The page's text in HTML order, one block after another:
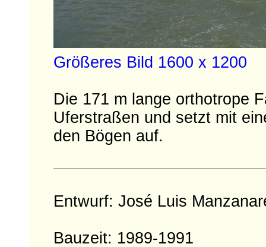
Größeres Bild 1600 x 1200
Die 171 m lange orthotrope
Uferstraßen und setzt mit
den Bögen auf.
Entwurf: José Luis
Bauzeit: 1989-1991